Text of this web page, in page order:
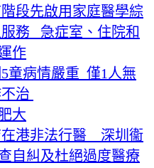
階段先啟用家庭醫學綜
務 急症室、住院和
作
5童病情嚴重 僅1人無
治
大
在港非法行醫 深圳衞
自糾及杜絕過度醫療